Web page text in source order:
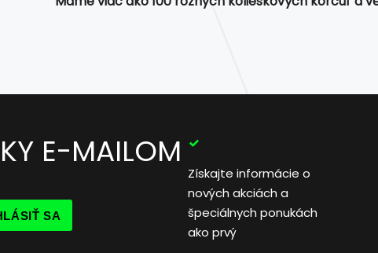
E-MAILOM
SA
Získajte informácie o
nových akciách a
špeciálnych ponukách
ako prvý